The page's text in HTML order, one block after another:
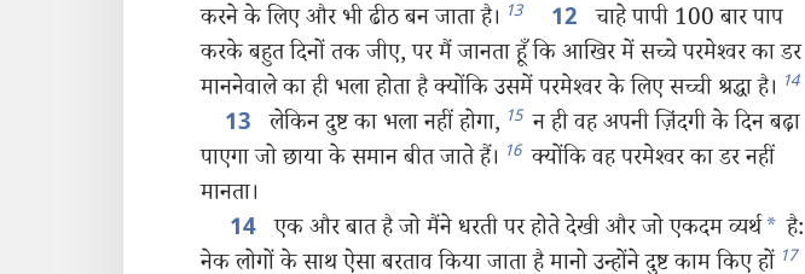
करने के लिए और भी ढीठ बन जाता है। 13 12 चाहे पापी 100 बार पाप
करके बहुत दिनों तक जीए, पर मैं जानता हूँ कि आखिर में सच्चे परमेश्‍वर का डर
माननेवाले का ही भला होता है क्योंकि उसमें परमेश्‍वर के लिए सच्ची श्रद्धा है। 14
13 लेकिन दुष्ट का भला नहीं होगा, 15 न ही वह अपनी ज़िंदगी के दिन बढ़ा
पाएगा जो छाया के समान बीत जाते हैं। 16 क्योंकि वह परमेश्‍वर का डर नहीं
मानता।
14 एक और बात है जो मैंने धरती पर होते देखी और जो एकदम व्यर्थ* है:
नेक लोगों के साथ ऐसा बरताव किया जाता है मानो उन्होंने दुष्ट काम किए हों 17